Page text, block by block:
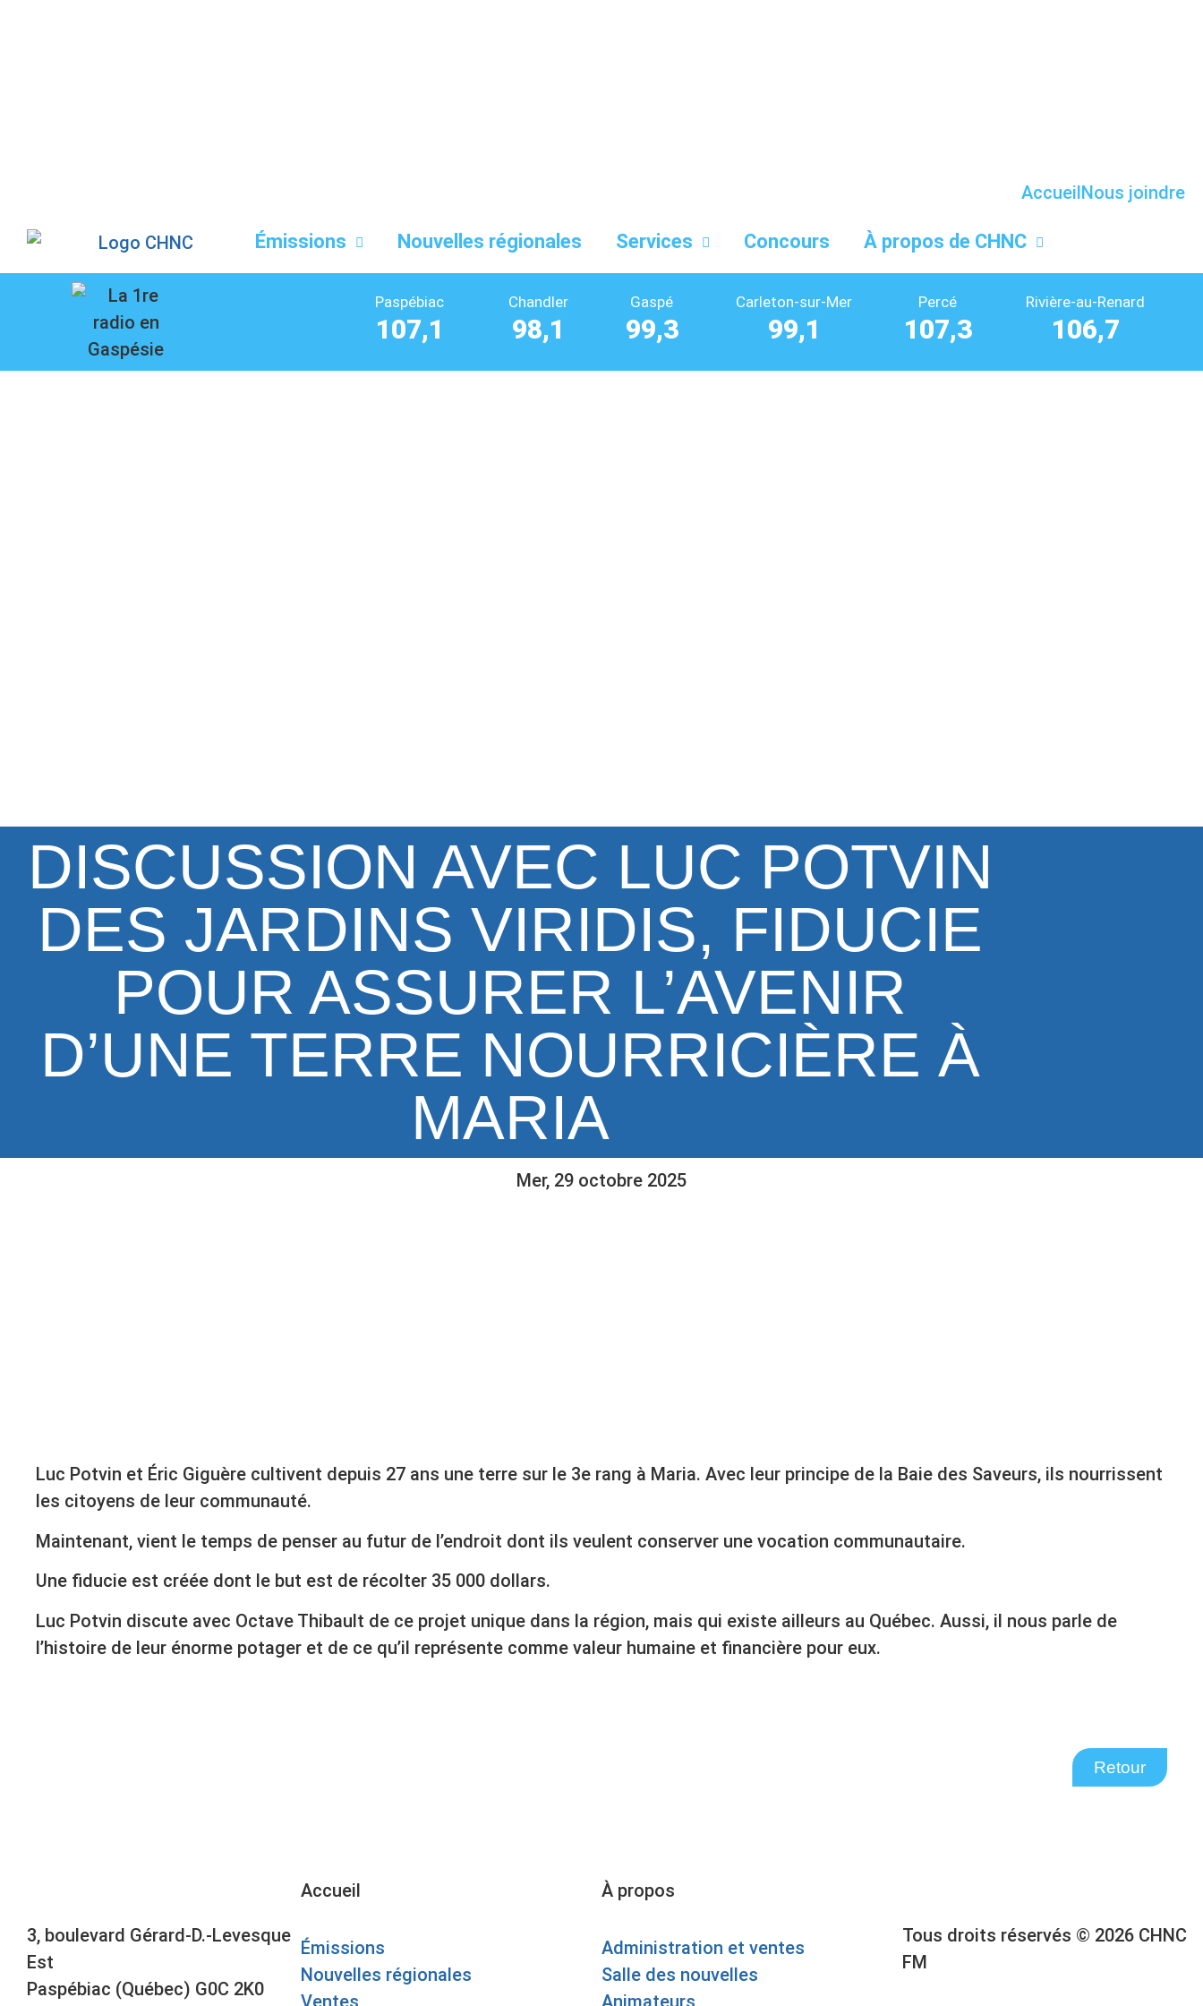
AccueilNous joindre
Émissions Nouvelles régionales Services Concours À propos de CHNC
Paspébiac
107,1
Chandler
98,1
Gaspé
99,3
Carleton-sur-Mer
99,1
Percé
107,3
Rivière-au-Renard
106,7
DISCUSSION AVEC LUC POTVIN
DES JARDINS VIRIDIS, FIDUCIE
POUR ASSURER L’AVENIR
D’UNE TERRE NOURRICIÈRE À
MARIA
Mer, 29 octobre 2025
Luc Potvin et Éric Giguère cultivent depuis 27 ans une terre sur le 3e rang à Maria. Avec leur principe de la Baie des Saveurs, ils nourrissent
les citoyens de leur communauté.
Maintenant, vient le temps de penser au futur de l’endroit dont ils veulent conserver une vocation communautaire.
Une fiducie est créée dont le but est de récolter 35 000 dollars.
Luc Potvin discute avec Octave Thibault de ce projet unique dans la région, mais qui existe ailleurs au Québec. Aussi, il nous parle de
l’histoire de leur énorme potager et de ce qu’il représente comme valeur humaine et financière pour eux.
Retour
3, boulevard Gérard-D.-Levesque
Est
Paspébiac (Québec) G0C 2K0
Accueil
Émissions
Nouvelles régionales
À propos
Administration et ventes
Salle des nouvelles
Tous droits réservés © 2026 CHNC
FM